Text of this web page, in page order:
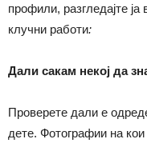
профили, разгледајте
клучни работи:
Дали сакам некој да
Проверете дали е
дете. Фотографии на